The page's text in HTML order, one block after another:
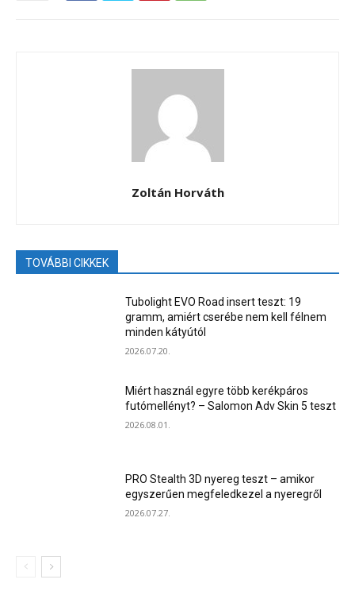
Zoltán Horváth
TOVÁBBI CIKKEK
Tubolight EVO Road insert teszt: 19
gramm, amiért cserébe nem kell félnem
minden kátyútól
2026.07.20.
Miért használ egyre több kerékpáros
futómellényt? – Salomon Adv Skin 5 teszt
2026.08.01.
PRO Stealth 3D nyereg teszt – amikor
egyszerűen megfeledkezel a nyeregről
2026.07.27.